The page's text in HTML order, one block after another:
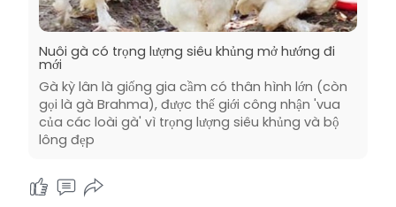
Nuôi gà có trọng lượng siêu khủng mở hướng đi
mới
Gà kỳ lân là giống gia cầm có thân hình lớn (còn
gọi là gà Brahma), được thế giới công nhận 'vua
của các loài gà' vì trọng lượng siêu khủng và bộ
lông đẹp